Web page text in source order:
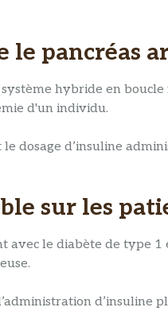
le pancréas
hybride en
d'un individu.
dosage d’insuline
sur les
avec le diabète de type
d’insuline